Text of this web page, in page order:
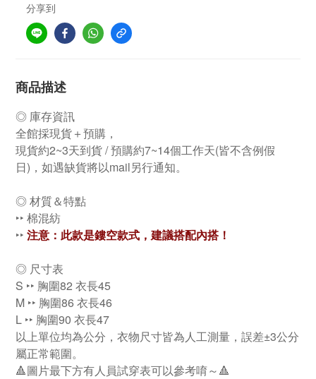
分享到
商品描述
◎ 庫存資訊
全館採現貨＋預購，
現貨約2~3天到貨 / 預購約7~14個工作天(皆不含例假
日)，如遇缺貨將以mail另行通知。
◎ 材質＆特點
‣‣ 棉混紡
‣‣ 注意：此款是鏤空款式，建議搭配內搭！
◎ 尺寸表
S ‣‣ 胸圍82 衣長45
M ‣‣ 胸圍86 衣長46
L ‣‣ 胸圍90 衣長47
以上單位均為公分，衣物尺寸皆為人工測量，誤差±3公分
屬正常範圍。
🔺圖片最下方有人員試穿表可以參考唷～🔺